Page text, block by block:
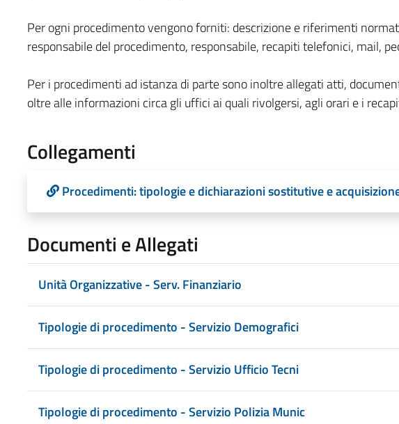
Per ogni procedimento vengono forniti: descrizione e riferimenti
responsabile del procedimento, responsabile, recapiti telefonici, mail,
Per i procedimenti ad istanza di parte sono inoltre allegati atti,
oltre alle informazioni circa gli uffici ai quali rivolgersi, agli orari e i
Collegamenti
Procedimenti: tipologie e dichiarazioni sostitutive e
Documenti e Allegati
Unità Organizzative - Serv. Finanziario
Tipologie di procedimento - Servizio Demografici
Tipologie di procedimento - Servizio Ufficio Tecni
Tipologie di procedimento - Servizio Polizia Munic